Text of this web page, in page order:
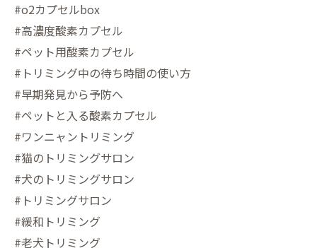
#o2カプセルbox
#高濃度酸素カプセル
#ペット用酸素カプセル
#トリミング中の待ち時間の使い方
#早期発見から予防へ
#ペットと入る酸素カプセル
#ワンニャントリミング
#猫のトリミングサロン
#犬のトリミングサロン
#トリミングサロン
#緩和トリミング
#老犬トリミング